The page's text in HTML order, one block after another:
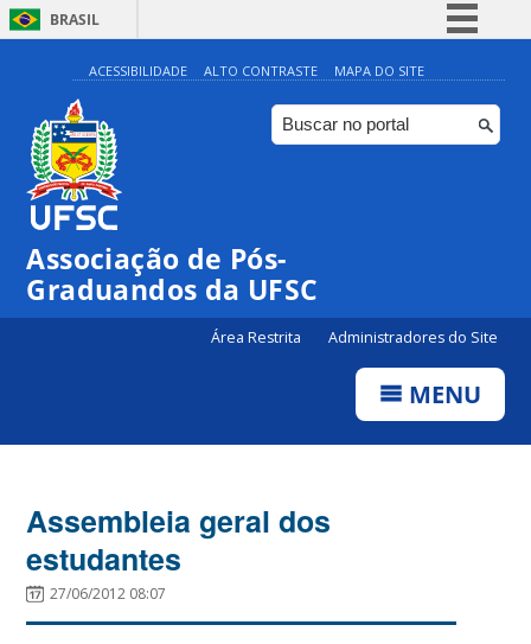
BRASIL
Simplifique!
Comunica BR
Participe
ACESSIBILIDADE ALTO CONTRASTE MAPA DO SITE
Associação de Pós-
Graduandos da UFSC
Área Restrita Administradores do Site
MENU
Assembleia geral dos
estudantes
27/06/2012 08:07